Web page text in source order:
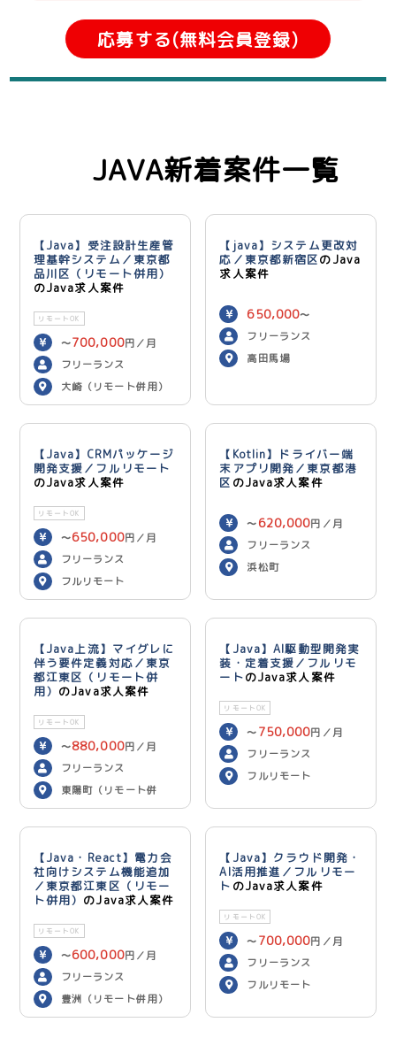
応募する(無料会員登録)
JAVA新着案件一覧
【Java】受注設計生産管
理基幹システム／東京都
品川区（リモート併用）
のJava求人案件
リモートOK
〜700,000円／月
フリーランス
大崎（リモート併用）
【java】システム更改対
応／東京都新宿区のJava
求人案件
650,000〜
750,000 円／月
フリーランス
高田馬場
【Java】CRMパッケージ
開発支援／フルリモート
のJava求人案件
リモートOK
〜650,000円／月
フリーランス
フルリモート
【Kotlin】ドライバー端
末アプリ開発／東京都港
区 のJava求人案件
〜 620,000円／月
フリーランス
浜松町
【Java上流】マイグレに
伴う要件定義対応／東京
都江東区（リモート併
用） のJava求人案件
リモートOK
〜880,000円／月
フリーランス
東陽町（リモート併
用）
【Java】AI駆動型開発実
装・定着支援／フルリモ
ートのJava求人案件
リモートOK
〜 750,000円／月
フリーランス
フルリモート
【Java・React】電力会
社向けシステム機能追加
／東京都江東区（リモー
ト併用） のJava求人案件
リモートOK
〜600,000円／月
フリーランス
豊洲（リモート併用）
【Java】クラウド開発・
AI活用推進／フルリモー
ト のJava求人案件
リモートOK
〜 700,000円／月
フリーランス
フルリモート